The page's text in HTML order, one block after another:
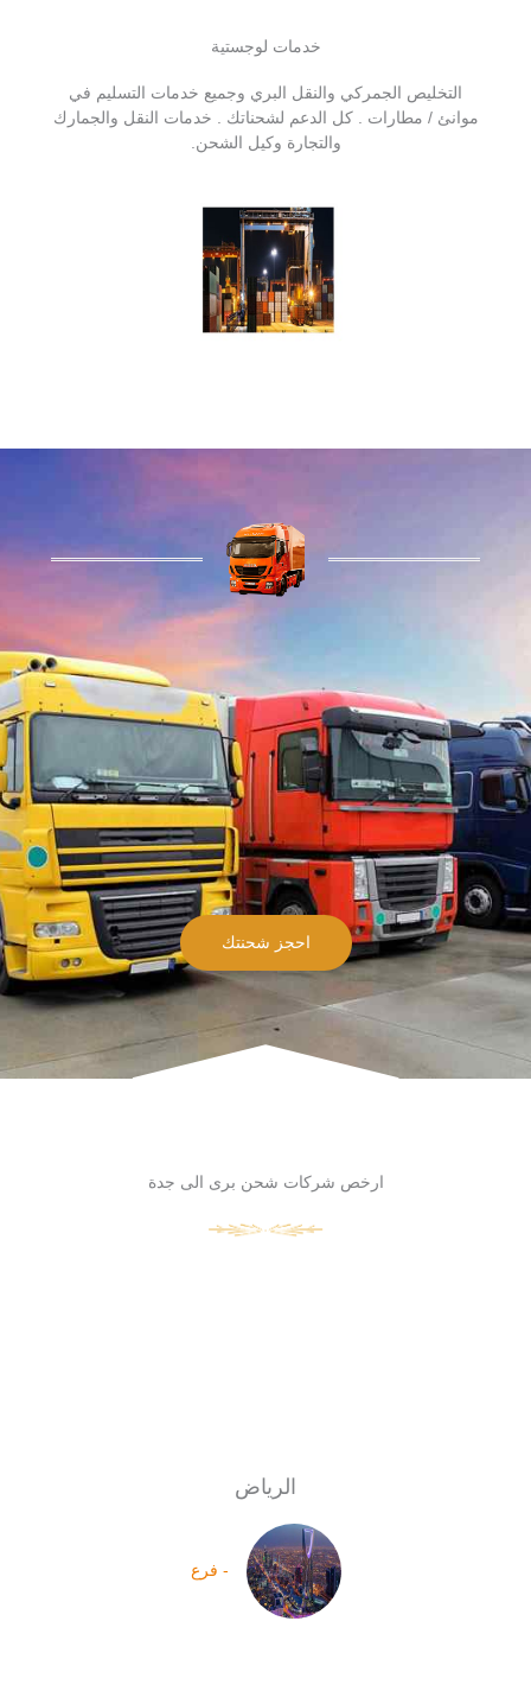
خدمات لوجستية
التخليص الجمركي والنقل البري وجميع خدمات التسليم في
موانئ / مطارات . كل الدعم لشحناتك . خدمات النقل والجمارك
والتجارة وكيل الشحن.
احجز شحنتك
ارخص شركات شحن برى الى جدة
الرياض
- فرع